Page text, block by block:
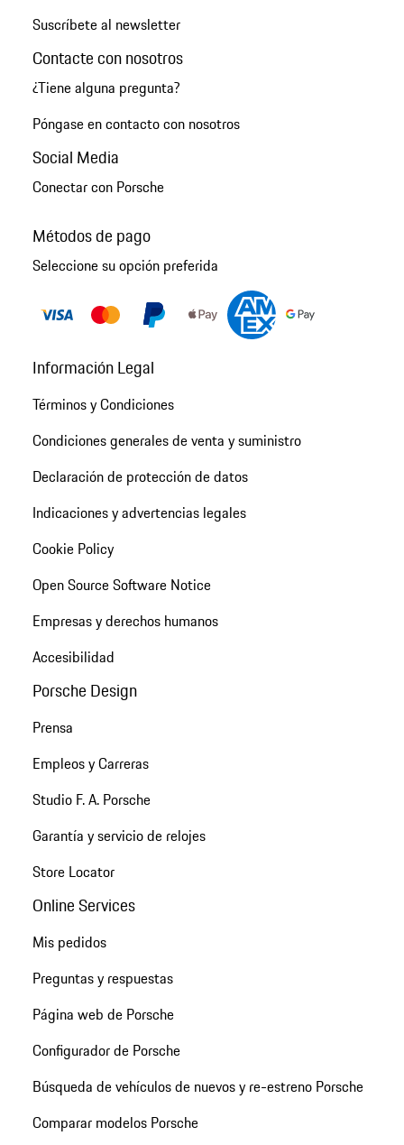
Suscríbete al newsletter
Contacte con nosotros
¿Tiene alguna pregunta?
Póngase en contacto con nosotros
Social Media
Conectar con Porsche
Métodos de pago
Seleccione su opción preferida
Información Legal
Términos y Condiciones
Condiciones generales de venta y suministro
Declaración de protección de datos
Indicaciones y advertencias legales
Cookie Policy
Open Source Software Notice
Empresas y derechos humanos
Accesibilidad
Porsche Design
Prensa
Empleos y Carreras
Studio F. A. Porsche
Garantía y servicio de relojes
Store Locator
Online Services
Mis pedidos
Preguntas y respuestas
Página web de Porsche
Configurador de Porsche
Búsqueda de vehículos de nuevos y re-estreno Porsche
Comparar modelos Porsche